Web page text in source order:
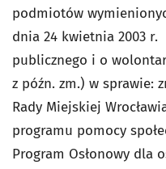
podmiotów
dnia 24 kwietnia 2003
publicznego i o
z późn. zm.) w sprawie:
Rady Miejskiej
programu pomocy
Program Osłonowy dla